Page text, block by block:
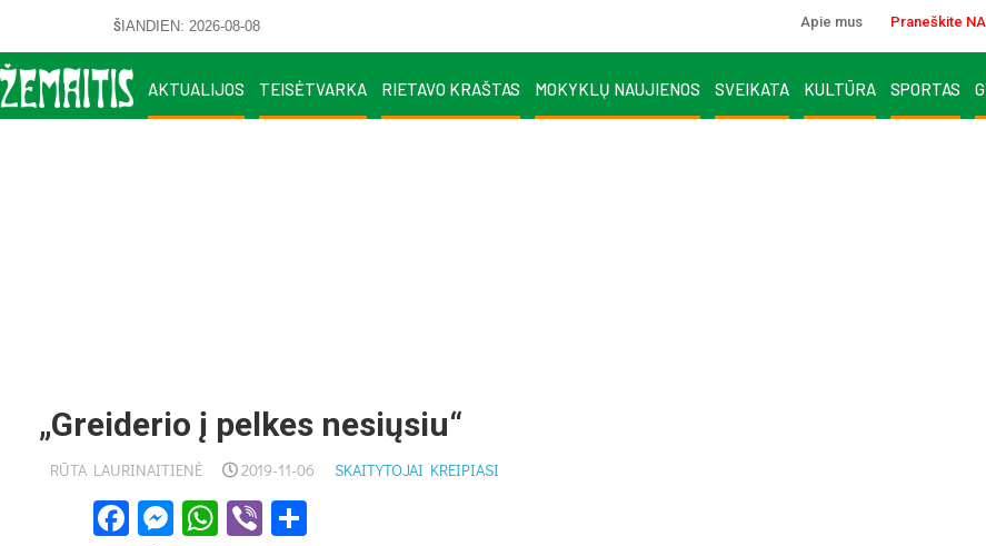
ŠIANDIEN: 2026-08-08 Apie mus Praneškite
AKTUALIJOS TEISĖTVARKA RIETAVO KRAŠTAS MOKYKLŲ NAUJIENOS SVEIKATA KULTŪRA SPORTAS
„Greiderio į pelkes nesiųsiu“
RŪTA LAURINAITIENĖ 2019-11-06 SKAITYTOJAI KREIPIASI
Facebook
Messenger
WhatsApp
Viber